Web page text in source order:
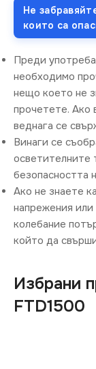
Не
които са
Преди
необходимо
нещо което не
прочетете. Ако
веднага се
Винаги се
осветителните
безопасността
Ако не знаете
напрежения
колебание
който да
Избрани
FTD1500